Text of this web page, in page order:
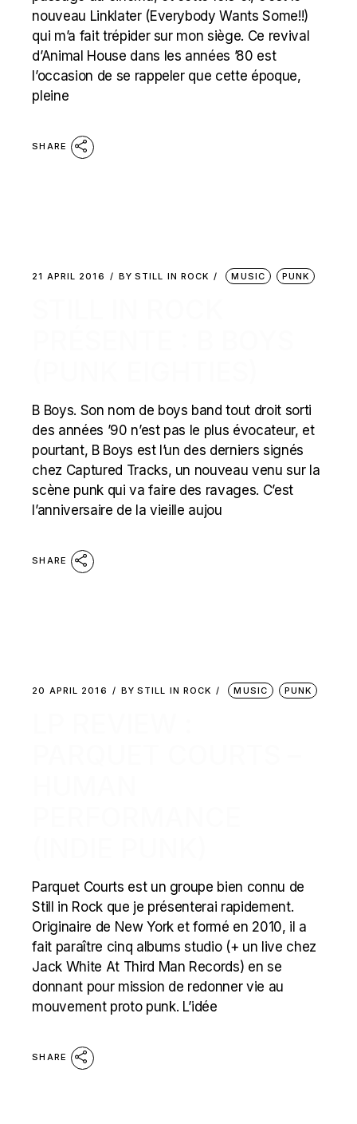
nouveau Linklater (Everybody Wants Some!!)
qui m’a fait trépider sur mon siège. Ce revival
d’Animal House dans les années ’80 est
l’occasion de se rappeler que cette époque,
pleine
SHARE
21 APRIL 2016 BY STILL IN ROCK MUSIC PUNK
B Boys. Son nom de boys band tout droit sorti
des années ’90 n’est pas le plus évocateur, et
pourtant, B Boys est l’un des derniers signés
chez Captured Tracks, un nouveau venu sur la
scène punk qui va faire des ravages. C’est
l’anniversaire de la vieille aujou
SHARE
20 APRIL 2016 BY STILL IN ROCK MUSIC PUNK
Parquet Courts est un groupe bien connu de
Still in Rock que je présenterai rapidement.
Originaire de New York et formé en 2010, il a
fait paraître cinq albums studio (+ un live chez
Jack White At Third Man Records) en se
donnant pour mission de redonner vie au
mouvement proto punk. L’idée
SHARE